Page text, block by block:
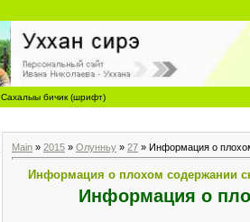
Сахалыы бичик (шрифт)
Main » 2015 » Олунньу » 27 » Информация о
Информация о плохом содержании
Информация о